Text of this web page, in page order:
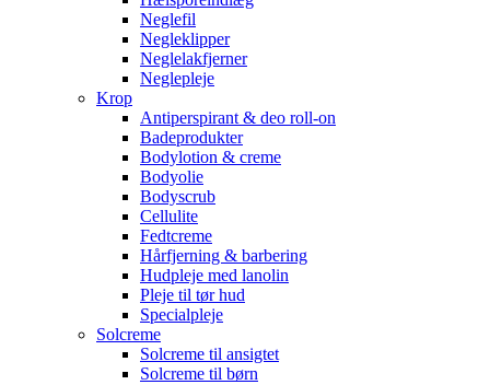
Neglefil
Negleklipper
Neglelakfjerner
Neglepleje
Krop
Antiperspirant & deo roll-on
Badeprodukter
Bodylotion & creme
Bodyolie
Bodyscrub
Cellulite
Fedtcreme
Hårfjerning & barbering
Hudpleje med lanolin
Pleje til tør hud
Specialpleje
Solcreme
Solcreme til ansigtet
Solcreme til børn